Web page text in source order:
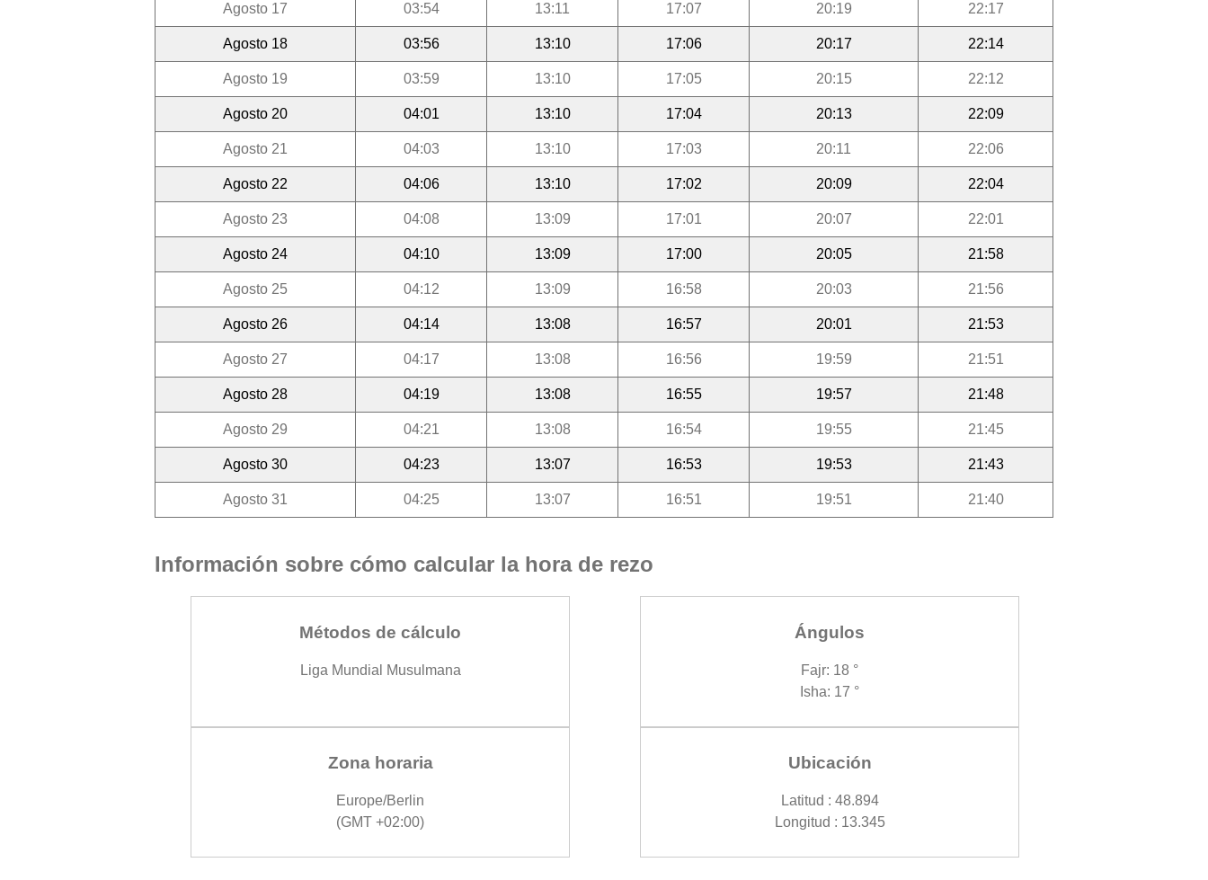
Agosto 17 03:54 13:11 17:07 20:19 22:17
Agosto 18 03:56 13:10 17:06 20:17 22:14
Agosto 19 03:59 13:10 17:05 20:15 22:12
Agosto 20 04:01 13:10 17:04 20:13 22:09
Agosto 21 04:03 13:10 17:03 20:11 22:06
Agosto 22 04:06 13:10 17:02 20:09 22:04
Agosto 23 04:08 13:09 17:01 20:07 22:01
Agosto 24 04:10 13:09 17:00 20:05 21:58
Agosto 25 04:12 13:09 16:58 20:03 21:56
Agosto 26 04:14 13:08 16:57 20:01 21:53
Agosto 27 04:17 13:08 16:56 19:59 21:51
Agosto 28 04:19 13:08 16:55 19:57 21:48
Agosto 29 04:21 13:08 16:54 19:55 21:45
Agosto 30 04:23 13:07 16:53 19:53 21:43
Agosto 31 04:25 13:07 16:51 19:51 21:40
Información sobre cómo calcular la hora de rezo
Métodos de cálculo
Liga Mundial Musulmana
Ángulos
Fajr: 18 °
Isha: 17 °
Zona horaria
Europe/Berlin
(GMT +02:00)
Ubicación
Latitud : 48.894
Longitud : 13.345